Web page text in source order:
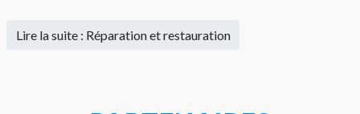
Lire la suite : Réparation et restauration